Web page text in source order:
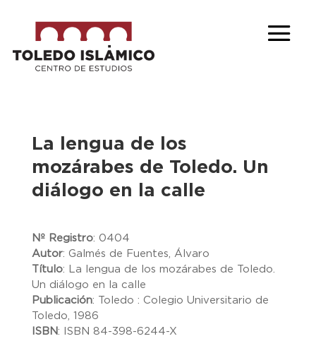
La lengua de los
mozárabes de Toledo. Un
diálogo en la calle
Nº Registro: 0404
Autor: Galmés de Fuentes, Álvaro
Título: La lengua de los mozárabes de Toledo.
Un diálogo en la calle
Publicación:
Toledo : Colegio Universitario de
Toledo, 1986
ISBN:
ISBN 84-398-6244-X